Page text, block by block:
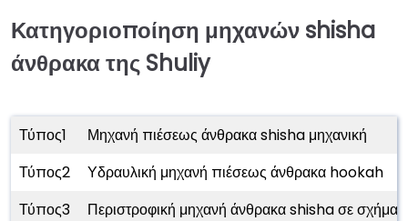
Κατηγοριοποίηση μηχανών shisha
άνθρακα της Shuliy
Τύπος1
Μηχανή πιέσεως άνθρακα shisha μηχανική
Τύπος2
Υδραυλική μηχανή πιέσεως άνθρακα hookah
Τύπος3
Περιστροφική μηχανή άνθρακα shisha σε σχήμα